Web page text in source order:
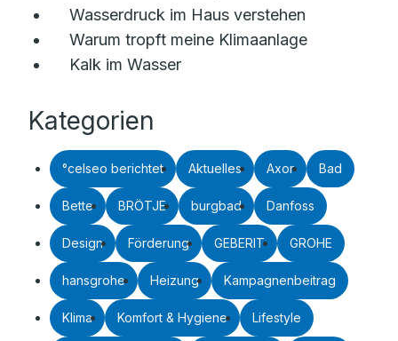
Wasserdruck im Haus verstehen
Warum tropft meine Klimaanlage
Kalk im Wasser
Kategorien
°celseo berichtet Aktuelles Axor Bad
Bette BRÖTJE burgbad Danfoss
Design Förderung GEBERIT GROHE
hansgrohe Heizung Kampagnenbeitrag
Klima Komfort & Hygiene Lifestyle